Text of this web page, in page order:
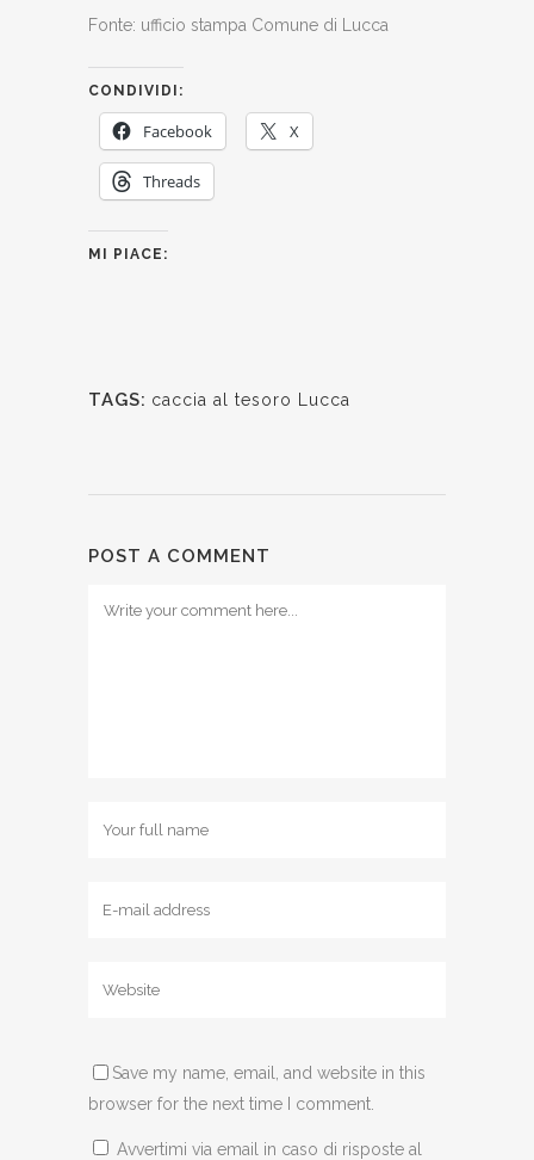
Fonte: ufficio stampa Comune di Lucca
CONDIVIDI:
Facebook X
Threads
MI PIACE:
TAGS: caccia al tesoro Lucca
POST A COMMENT
Save my name, email, and website in this
browser for the next time I comment.
Avvertimi via email in caso di risposte al